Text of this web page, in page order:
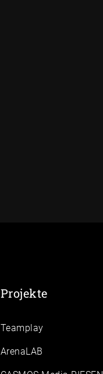
Projekte
Teamplay
ArenaLAB